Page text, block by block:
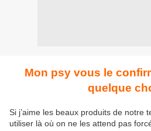
Mon psy vous le
quelque
Si j’aime les beaux produits de notre
utiliser là où on ne les attend pas